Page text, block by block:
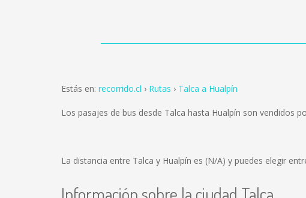
Estás en: recorrido.cl Rutas Talca a Hualpín
Los pasajes de bus desde Talca hasta Hualpín son vendidos
La distancia entre Talca y Hualpín es (N/A) y puedes elegir